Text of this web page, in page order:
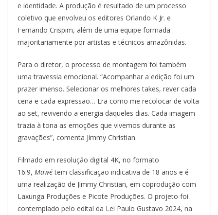
e identidade. A produção é resultado de um processo
coletivo que envolveu os editores Orlando K Jr. e
Fernando Crispim, além de uma equipe formada
majoritariamente por artistas e técnicos amazônidas.
Para o diretor, o processo de montagem foi também
uma travessia emocional. “Acompanhar a edição foi um
prazer imenso. Selecionar os melhores takes, rever cada
cena e cada expressão… Era como me recolocar de volta
ao set, revivendo a energia daqueles dias. Cada imagem
trazia à tona as emoções que vivemos durante as
gravações”, comenta Jimmy Christian.
Filmado em resolução digital 4K, no formato
16:9, Mawétem classificação indicativa de 18 anos e é
uma realização de Jimmy Christian, em coprodução com
Laxunga Produções e Picote Produções. O projeto foi
contemplado pelo edital da Lei Paulo Gustavo 2024, na